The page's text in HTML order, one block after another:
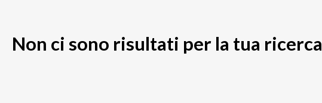
Non ci sono risultati per la tua ricerca